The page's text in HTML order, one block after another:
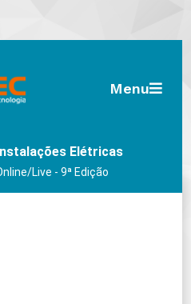
Menu
Elétricas
Live - 9ª Edição